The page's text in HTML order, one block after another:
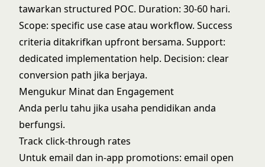
tawarkan structured POC. Duration: 30-60 hari.
Scope: specific use case atau workflow. Success
criteria ditakrifkan upfront bersama. Support:
dedicated implementation help. Decision: clear
conversion path jika berjaya.
Mengukur Minat dan Engagement
Anda perlu tahu jika usaha pendidikan anda
berfungsi.
Track click-through rates
Untuk email dan in-app promotions: email open